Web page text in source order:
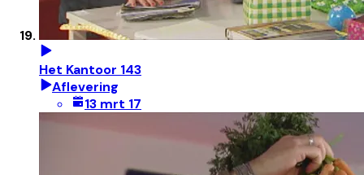
Het Kantoor 143
Aflevering
13 mrt 17